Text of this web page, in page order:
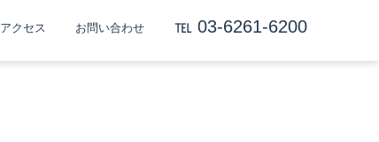
アクセス お問い合わせ ℡ 03-6261-6200